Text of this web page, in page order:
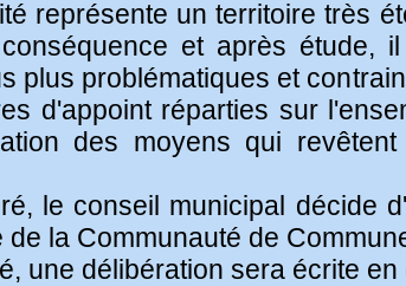
représente un territoire très
et après étude,
plus problématiques et
d'appoint réparties sur
des moyens qui
le conseil municipal décide
la Communauté de
une délibération sera écrite